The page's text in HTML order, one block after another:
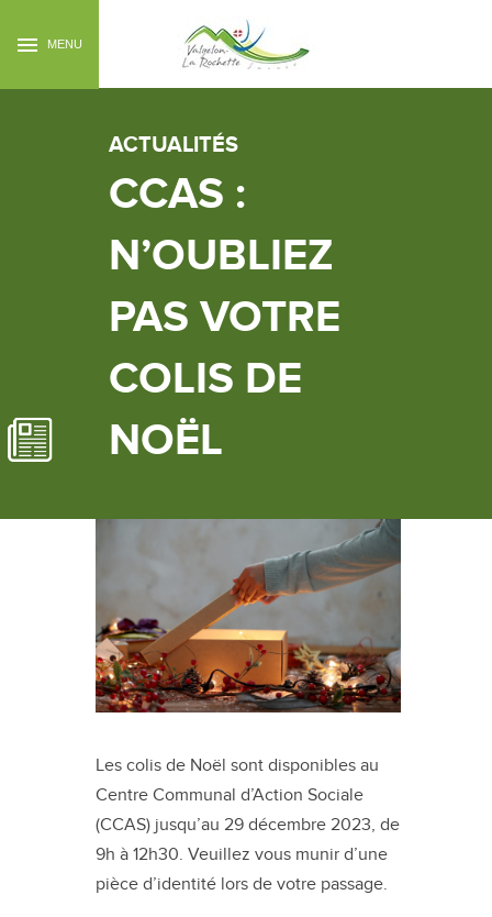
MENU
ACTUALITÉS
CCAS :
N’OUBLIEZ
PAS VOTRE
COLIS DE
NOËL
Les colis de Noël sont disponibles au
Centre Communal d’Action Sociale
(CCAS) jusqu’au 29 décembre 2023, de
9h à 12h30. Veuillez vous munir d’une
pièce d’identité lors de votre passage.